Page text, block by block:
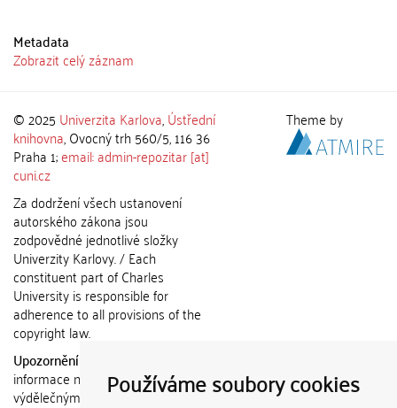
Používáme soubory cookies
Metadata
Zobrazit celý záznam
© 2025 Univerzita Karlova,Ústřední
knihovna, Ovocný trh 560/5, 116 36
Praha 1;email: admin-repozitar [at]
cuni.cz
Za dodržení všech ustanovení
autorského zákona jsou
zodpovědné jednotlivé složky
Univerzity Karlovy. / Each
constituent part of Charles
University is responsible for
adherence to all provisions of the
copyright law.
Upozornění / Notice:
informace nemohou být použity k
výdělečným účelům nebo vydávány
Theme by